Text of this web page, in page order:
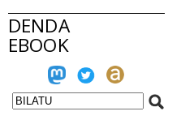
DENDA
EBOOK